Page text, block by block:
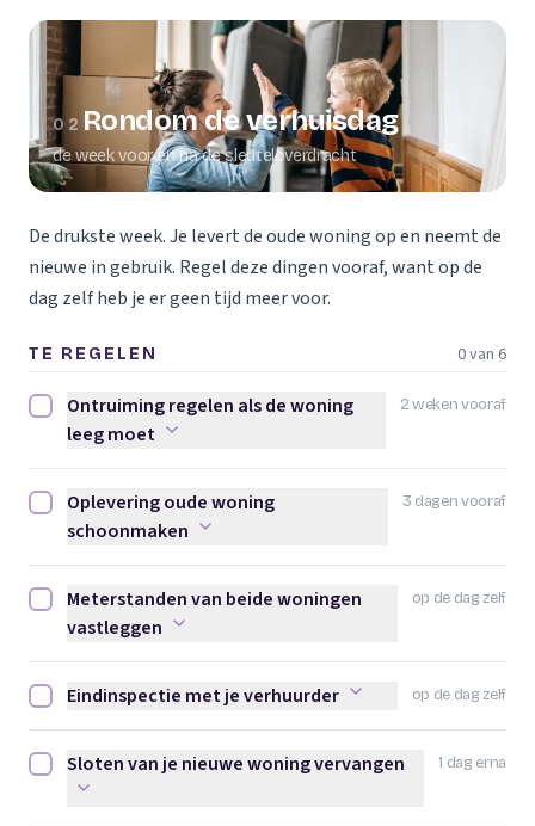
02 Rondom de verhuisdag
de week voor en na de sleuteloverdracht
De drukste week. Je levert de oude woning op en neemt de
nieuwe in gebruik. Regel deze dingen vooraf, want op de
dag zelf heb je er geen tijd meer voor.
TE REGELEN 0 van 6
2 weken vooraf
Ontruiming regelen als de woning leeg moet afvinken
Ontruiming regelen als de woning
leeg moet
3 dagen vooraf
Oplevering oude woning schoonmaken afvinken
Oplevering oude woning
schoonmaken
op de dag zelf
Meterstanden van beide woningen vastleggen afvinken
Meterstanden van beide woningen
vastleggen
op de dag zelf
Eindinspectie met je verhuurder afvinken
Eindinspectie met je verhuurder
1 dag erna
Sloten van je nieuwe woning vervangen afvinken
Sloten van je nieuwe woning vervangen